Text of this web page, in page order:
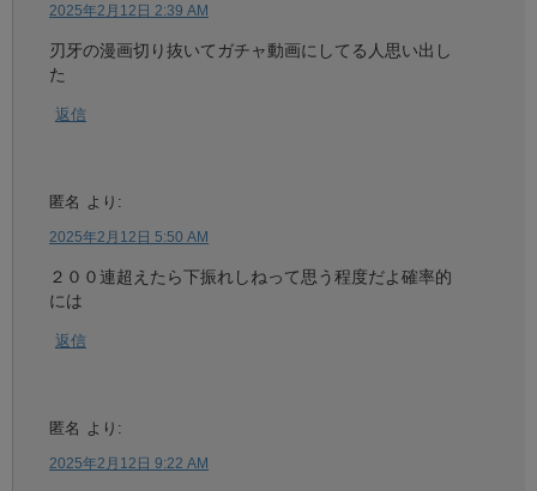
2025年2月12日 2:39 AM
刃牙の漫画切り抜いてガチャ動画にしてる人思い出し
た
返信
匿名 より:
2025年2月12日 5:50 AM
２００連超えたら下振れしねって思う程度だよ確率的
には
返信
匿名 より:
2025年2月12日 9:22 AM